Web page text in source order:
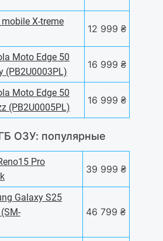
X-treme
12 999 ₴
Moto Edge 50
(PB2U0003PL)
16 999 ₴
Moto Edge 50
(PB2U0005PL)
16 999 ₴
ОЗУ: популярные
Pro
39 999 ₴
Galaxy S25
46 799 ₴